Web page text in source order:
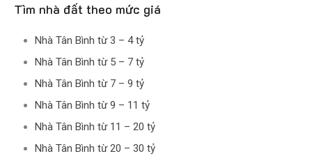
Tìm nhà đất theo mức giá
Nhà Tân Bình từ 3 – 4 tỷ
Nhà Tân Bình từ 5 – 7 tỷ
Nhà Tân Bình từ 7 – 9 tỷ
Nhà Tân Bình từ 9 – 11 tỷ
Nhà Tân Bình từ 11 – 20 tỷ
Nhà Tân Bình từ 20 – 30 tỷ